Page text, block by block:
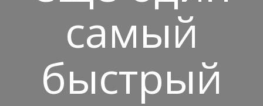
самый
быстрый